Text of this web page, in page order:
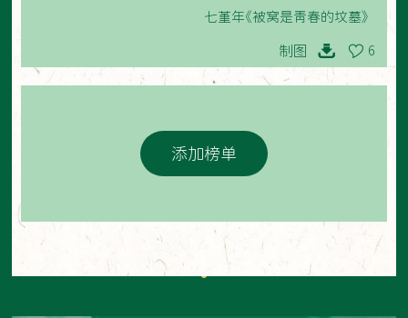
七堇年《被窝是青春的坟墓》
制图 6
添加榜单